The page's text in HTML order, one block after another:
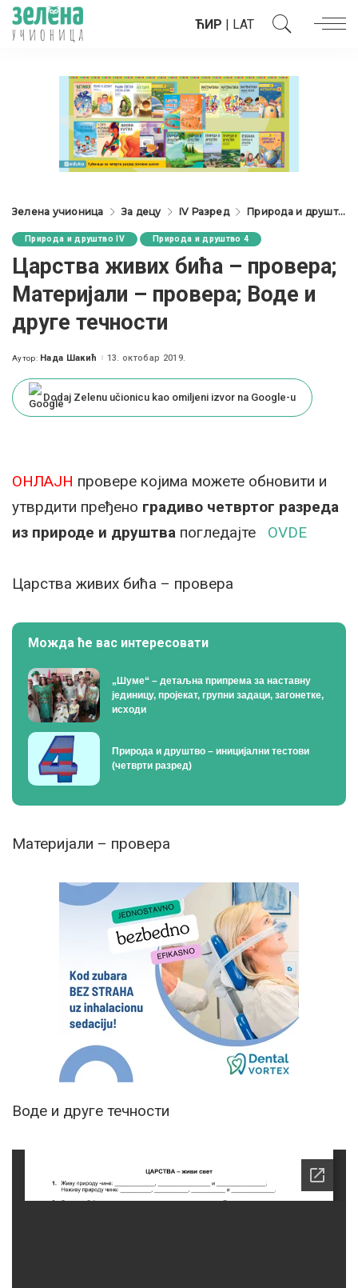
ЋИР | LAT
Зелена учионица За децу IV Разред Природа и друштво IV
Природа и друштво IV Природа и друштво 4
Царства живих бића – провера;
Материјали – провера; Воде и
друге течности
Posted
Аутор: Нада Шакић 13. октобар 2019.
Dodaj Zelenu učionicu kao omiljeni izvor na Google-u
ОНЛАЈН провере којима можете обновити и
утврдити пређено градиво четвртог разреда
из природе и друштва погледајте OVDE
Царства живих бића – провера
Можда ће вас интересовати
„Шуме“ – детаљна припрема за наставну
јединицу, пројекат, групни задаци, загонетке,
исходи
Природа и друштво – иницијални тестови
(четврти разред)
Материјали – провера
Воде и друге течности